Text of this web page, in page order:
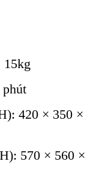
15kg
420 × 350 ×
570 × 560 ×